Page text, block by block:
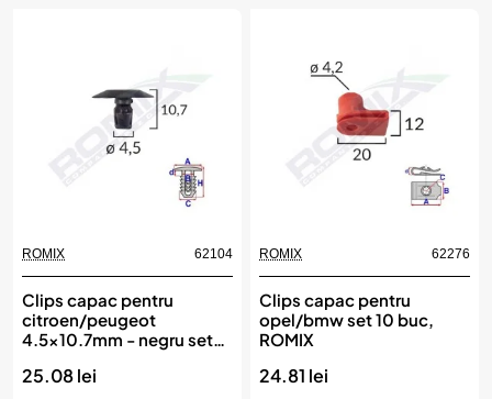
ROMIX 62104
Clips capac pentru
citroen/peugeot
4.5x10.7mm - negru set
25.08 lei
ROMIX 62276
Clips capac pentru
opel/bmw set 10 buc,
ROMIX
24.81 lei